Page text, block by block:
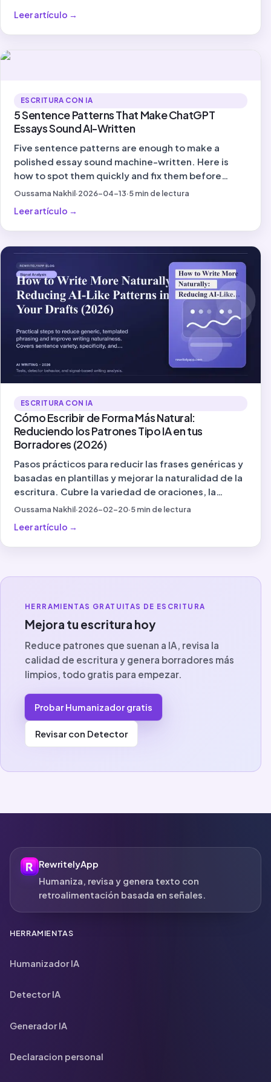
Leer artículo →
ESCRITURA CON IA
5 Sentence Patterns That Make ChatGPT
Essays Sound AI-Written
Five sentence patterns are enough to make a
polished essay sound machine-written. Here is
how to spot them quickly and fix them before
submission.
Oussama Nakhil·2026-04-13·5 min de lectura
Leer artículo →
ESCRITURA CON IA
Cómo Escribir de Forma Más Natural:
Reduciendo los Patrones Tipo IA en tus
Borradores (2026)
Pasos prácticos para reducir las frases genéricas y
basadas en plantillas y mejorar la naturalidad de la
escritura. Cubre la variedad de oraciones, la
especificidad y la voz: las señales que importan en
Oussama Nakhil·2026-02-20·5 min de lectura
Leer artículo →
HERRAMIENTAS GRATUITAS DE ESCRITURA
Mejora tu escritura hoy
Reduce patrones que suenan a IA, revisa la
calidad de escritura y genera borradores más
limpios, todo gratis para empezar.
Probar Humanizador gratis
Revisar con Detector
RewritelyApp
Humaniza, revisa y genera texto con
retroalimentación basada en señales.
HERRAMIENTAS
Humanizador IA
Detector IA
Generador IA
Declaracion personal